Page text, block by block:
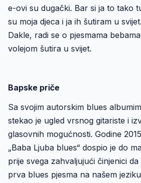
e-ovi su dugački. Bar si ja to tako
su moja djeca i ja ih šutiram u
Dakle, radi se o pjesmama
volejom šutira u svijet.
Bapske priče
Sa svojim autorskim blues
stekao je ugled vrsnog gitariste i
glasovnih mogućnosti. Godine
„Baba Ljuba blues“ dospio je do
prije svega zahvaljujući činjenici
prva blues pjesma na našem